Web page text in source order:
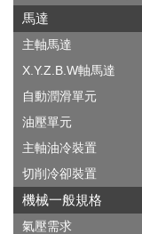
馬達
主軸馬達
X.Y.Z.B.W軸馬達
自動潤滑單元
油壓單元
主軸油冷裝置
切削冷卻裝置
機械一般規格
氣壓需求